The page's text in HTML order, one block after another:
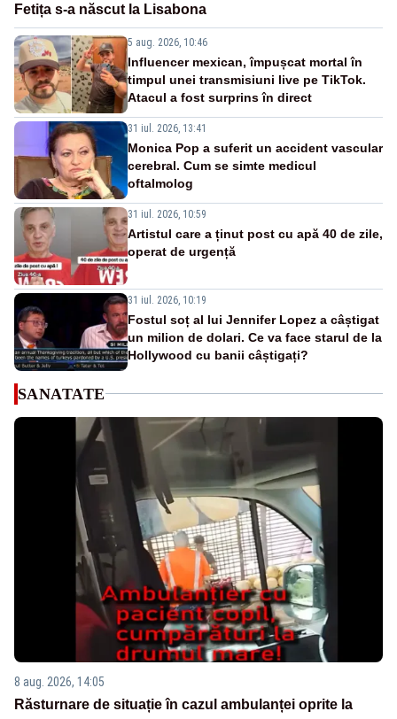
Fetița s-a născut la Lisabona
5 aug. 2026, 10:46
Influencer mexican, împușcat mortal în
timpul unei transmisiuni live pe TikTok.
Atacul a fost surprins în direct
31 iul. 2026, 13:41
Monica Pop a suferit un accident vascular
cerebral. Cum se simte medicul
oftalmolog
31 iul. 2026, 10:59
Artistul care a ținut post cu apă 40 de zile,
operat de urgență
31 iul. 2026, 10:19
Fostul soț al lui Jennifer Lopez a câștigat
un milion de dolari. Ce va face starul de la
Hollywood cu banii câștigați?
SANATATE
8 aug. 2026, 14:05
Răsturnare de situație în cazul ambulanței oprite la